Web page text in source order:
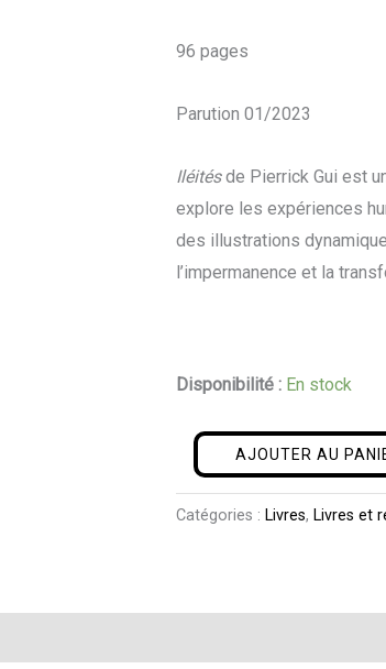
96 pages
Parution 01/2023
Iléitésde Pierrick Gui est
explore les expériences
des illustrations
l’impermanence et la
Disponibilité : En stock
AJOUTER AU
Catégories : Livres, Livres et